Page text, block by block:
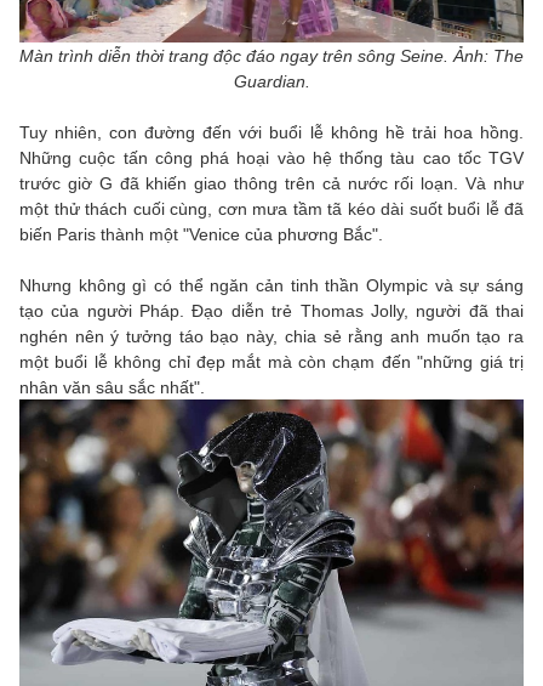
Màn trình diễn thời trang độc đáo ngay trên sông Seine. Ảnh: The
Guardian.
Tuy nhiên, con đường đến với buổi lễ không hề trải hoa hồng.
Những cuộc tấn công phá hoại vào hệ thống tàu cao tốc TGV
trước giờ G đã khiến giao thông trên cả nước rối loạn. Và như
một thử thách cuối cùng, cơn mưa tầm tã kéo dài suốt buổi lễ đã
biến Paris thành một "Venice của phương Bắc".
Nhưng không gì có thể ngăn cản tinh thần Olympic và sự sáng
tạo của người Pháp. Đạo diễn trẻ Thomas Jolly, người đã thai
nghén nên ý tưởng táo bạo này, chia sẻ rằng anh muốn tạo ra
một buổi lễ không chỉ đẹp mắt mà còn chạm đến "những giá trị
nhân văn sâu sắc nhất".